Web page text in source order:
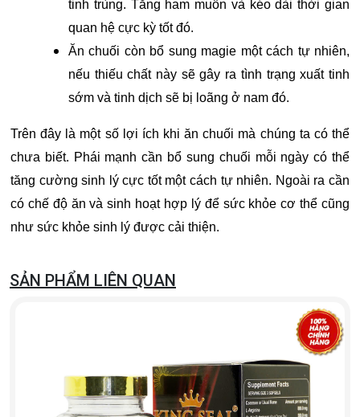
tinh trùng. Tăng ham muốn và kéo dài thời gian
quan hệ cực kỳ tốt đó.
Ăn chuối còn bổ sung magie một cách tự nhiên,
nếu thiếu chất này sẽ gây ra tình trạng xuất tinh
sớm và tinh dịch sẽ bị loãng ở nam đó.
Trên đây là một số lợi ích khi ăn chuối mà chúng ta có thể
chưa biết. Phái mạnh cần bổ sung chuối mỗi ngày có thể
tăng cường sinh lý cực tốt một cách tự nhiên. Ngoài ra cần
có chế độ ăn và sinh hoạt hợp lý để sức khỏe cơ thể cũng
như sức khỏe sinh lý được cải thiện.
SẢN PHẨM LIÊN QUAN